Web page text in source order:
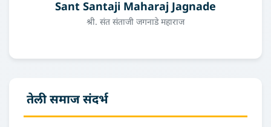
Sant Santaji Maharaj Jagnade
श्री. संत संताजी जगनाडे महाराज
तेली समाज संदर्भ